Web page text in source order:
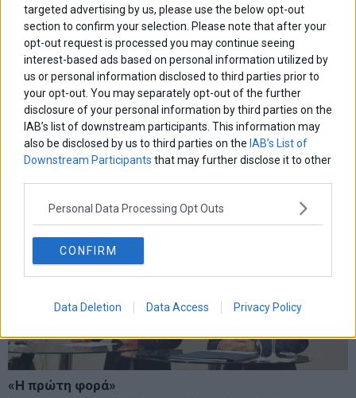
targeted advertising by us, please use the below opt-out
section to confirm your selection. Please note that after your
opt-out request is processed you may continue seeing
interest-based ads based on personal information utilized by
us or personal information disclosed to third parties prior to
your opt-out. You may separately opt-out of the further
disclosure of your personal information by third parties on the
IAB’s list of downstream participants. This information may
also be disclosed by us to third parties on the IAB’s List of
Downstream Participants that may further disclose it to other
Personal Data Processing Opt Outs
CONFIRM
Data Deletion Data Access Privacy Policy
Γιοχάνες Χαν: Πράσινο φως για τις ενταξιακές
διαδικασίες της Βόρειας Μακεδονίας
"Πράσινο φως" ανάβει η Κομισιόν προκειμένου να ξεκινήσουν οι
ενταξιακές διαδικασίες της Βόρειας Μακεδονίας στην
Ευρωπαϊκή Ένωση
3 Απριλίου 2019 Κόσμος · Πολιτική
«Η πρώτη φορά»